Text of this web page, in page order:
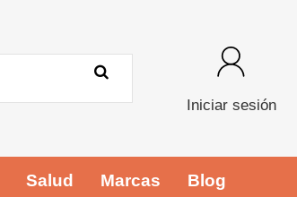
Iniciar sesión
Salud Marcas Blog